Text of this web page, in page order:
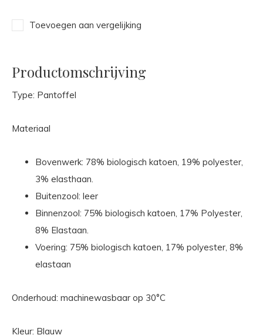
Toevoegen aan vergelijking
Productomschrijving
Type: Pantoffel
Materiaal
Bovenwerk: 78% biologisch katoen, 19% polyester,
3% elasthaan.
Buitenzool: leer
Binnenzool: 75% biologisch katoen, 17% Polyester,
8% Elastaan.
Voering: 75% biologisch katoen, 17% polyester, 8%
elastaan
Onderhoud: machinewasbaar op 30°C
Kleur: Blauw